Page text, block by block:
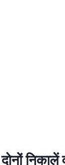
निकालें